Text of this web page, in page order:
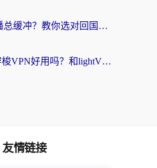
海外看NBA直播总缓冲？教你选对回国加速器，无缝看球还能刷国内剧
海外党必看：穿梭VPN好用吗？和lightVPN对比哪个回国效果更好？附真实体验与选择指南
友情链接